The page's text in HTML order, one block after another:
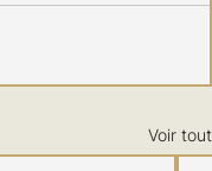
Voir tout